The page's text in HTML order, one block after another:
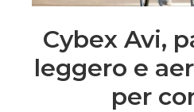
Cybex Avi,
leggero e
per